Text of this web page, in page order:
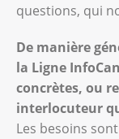
questions, qui
De manière
la Ligne
concrètes, ou
interlocuteur
Les besoins